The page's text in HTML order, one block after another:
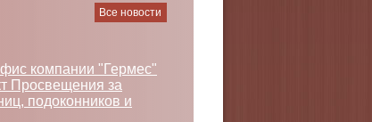
Все новости
компании "Гермес"
Просвещения за
подоконников и